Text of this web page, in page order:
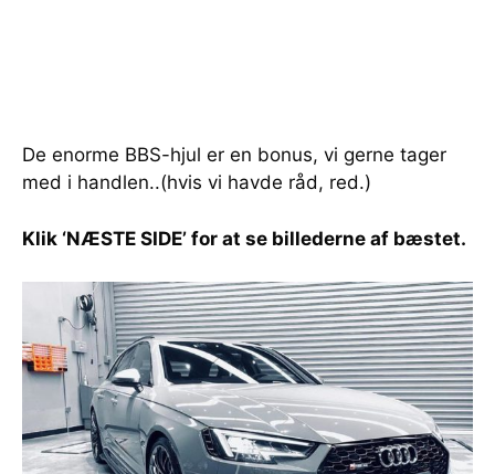
De enorme BBS-hjul er en bonus, vi gerne tager
med i handlen..(hvis vi havde råd, red.)
Klik ‘NÆSTE SIDE’ for at se billederne af bæstet.